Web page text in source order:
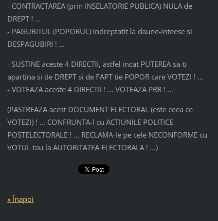
- CONTRACTAREA (prin INSELATORIE PUBLICA) NULA de
DREPT ! ...
- PAGUBITUL (POPORUL) indreptatit la daune-inteese si
DESPAGUBIRI ! ...
- SUSTINE aceste 4 DIRECTII, astfel incat PUTEREA sa-ti
apartina si de DREPT si de FAPT tie POPOR care VOTEZI ! ...
- VOTEAZA aceste 4 DIRECTII ! ... VOTEAZA PRR ! ...
(PASTREAZA acest DOCUMENT ELECTORAL (este ceea ce
VOTEZI) ! ... CONFRUNTA-l cu ACTIUNILE POLITICE
POSTELECTORALE ! ... RECLAMA-le pe cele NECONFORME cu
VOTUL tau la AUTORITATEA ELECTORALA ! ...)
« Înapoi